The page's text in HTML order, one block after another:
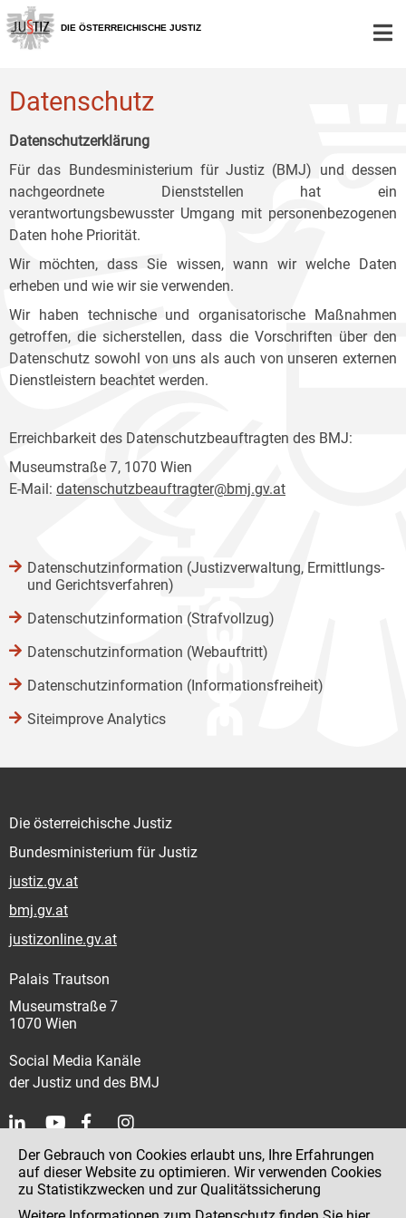
Zur
Hauptnavigation
[1]
Zum
Inhalt
[2]
Zum
Untermenü
[3]
DIE ÖSTERREICHISCHE JUSTIZ
Datenschutz
Datenschutzerklärung
Für das Bundesministerium für Justiz (BMJ) und dessen
nachgeordnete Dienststellen hat ein
verantwortungsbewusster Umgang mit personenbezogenen
Daten hohe Priorität.
Wir möchten, dass Sie wissen, wann wir welche Daten
erheben und wie wir sie verwenden.
Wir haben technische und organisatorische Maßnahmen
getroffen, die sicherstellen, dass die Vorschriften über den
Datenschutz sowohl von uns als auch von unseren externen
Dienstleistern beachtet werden.
Erreichbarkeit des Datenschutzbeauftragten des BMJ:
Museumstraße 7, 1070 Wien
E-Mail: datenschutzbeauftragter@bmj.gv.at
Datenschutzinformation (Justizverwaltung, Ermittlungs-
und Gerichtsverfahren)
Datenschutzinformation (Strafvollzug)
Datenschutzinformation (Webauftritt)
Datenschutzinformation (Informationsfreiheit)
Siteimprove Analytics
Die österreichische Justiz
Bundesministerium für Justiz
justiz.gv.at
bmj.gv.at
justizonline.gv.at
Palais Trautson
Museumstraße 7
1070 Wien
Social Media Kanäle
der Justiz und des BMJ
Kontakt
Impressum
Der Gebrauch von Cookies erlaubt uns, Ihre Erfahrungen
auf dieser Website zu optimieren. Wir verwenden Cookies
zu Statistikzwecken und zur Qualitätssicherung